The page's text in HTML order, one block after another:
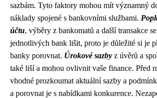
sazbám. Tyto faktory mohou mít významný
náklady spojené s bankovními službami.
účtu, výběry z bankomatů a další transakce
jednotlivých bank lišit, proto je důležité si je
banky porovnat. Úrokové sazby z úvěrů a
také liší a mohou ovlivnit vaše finance. Před
vhodné prozkoumat aktuální sazby a
a porovnat je s nabídkami konkurence.